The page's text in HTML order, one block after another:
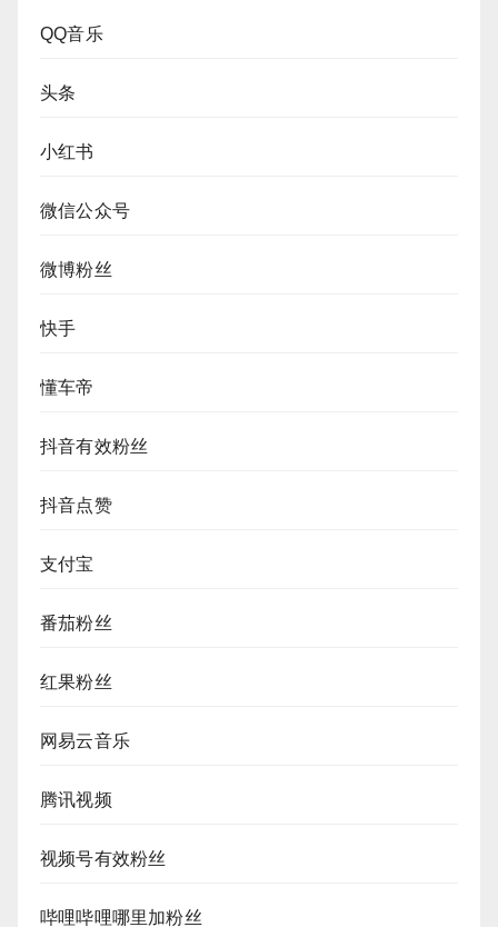
QQ音乐
头条
小红书
微信公众号
微博粉丝
快手
懂车帝
抖音有效粉丝
抖音点赞
支付宝
番茄粉丝
红果粉丝
网易云音乐
腾讯视频
视频号有效粉丝
哔哩哔哩哪里加粉丝